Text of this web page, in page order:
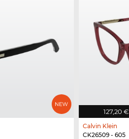
127,20 €
Calvin Klein
CK26509 - 605